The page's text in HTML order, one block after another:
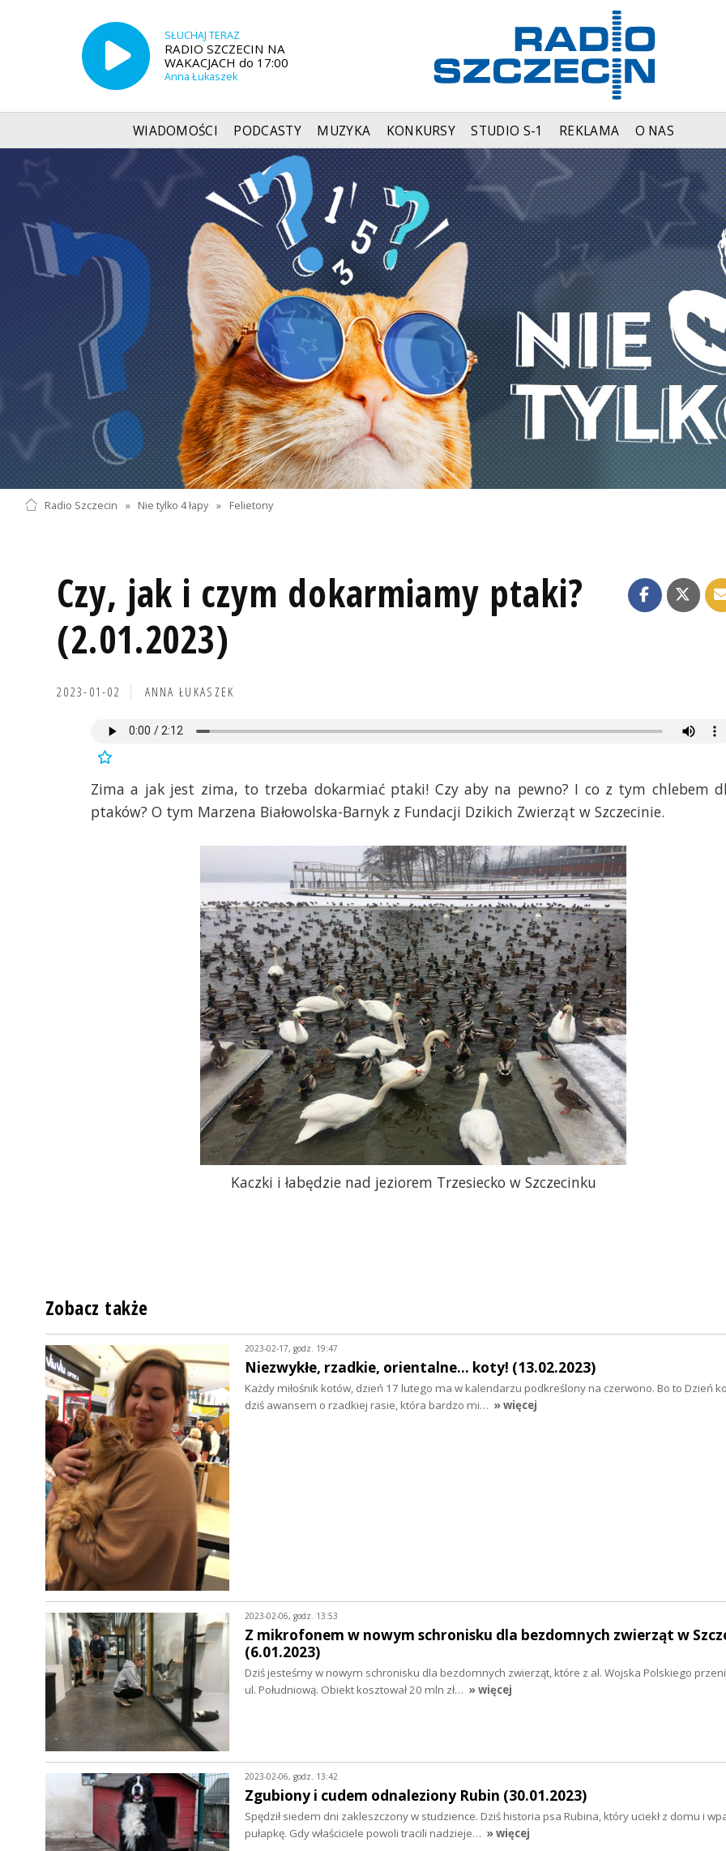
SŁUCHAJ TERAZ
RADIO SZCZECIN NA
WAKACJACH do 17:00
Anna Łukaszek
WIADOMOŚCI PODCASTY MUZYKA KONKURSY STUDIO S-1 REKLAMA O NAS
Radio Szczecin » Nie tylko 4 łapy » Felietony
Czy, jak i czym dokarmiamy ptaki?
(2.01.2023)
2023-01-02 ANNA ŁUKASZEK
Zima a jak jest zima, to trzeba dokarmiać ptaki! Czy aby na pewno? I co z tym chlebem
ptaków? O tym Marzena Białowolska-Barnyk z Fundacji Dzikich Zwierząt w Szczecinie.
Kaczki i łabędzie nad jeziorem Trzesiecko w Szczecinku
Zobacz także
2023-02-17, godz. 19:47
Niezwykłe, rzadkie, orientalne... koty! (13.02.2023)
Każdy miłośnik kotów, dzień 17 lutego ma w kalendarzu podkreślony na czerwono. Bo to Dzień
dziś awansem o rzadkiej rasie, która bardzo mi… » więcej
2023-02-06, godz. 13:53
Z mikrofonem w nowym schronisku dla bezdomnych zwierząt w
(6.01.2023)
Dziś jesteśmy w nowym schronisku dla bezdomnych zwierząt, które z al. Wojska Polskiego
ul. Południową. Obiekt kosztował 20 mln zł… » więcej
2023-02-06, godz. 13:42
Zgubiony i cudem odnaleziony Rubin (30.01.2023)
Spędził siedem dni zakleszczony w studzience. Dziś historia psa Rubina, który uciekł z domu i
pułapkę. Gdy właściciele powoli tracili nadzieje… » więcej